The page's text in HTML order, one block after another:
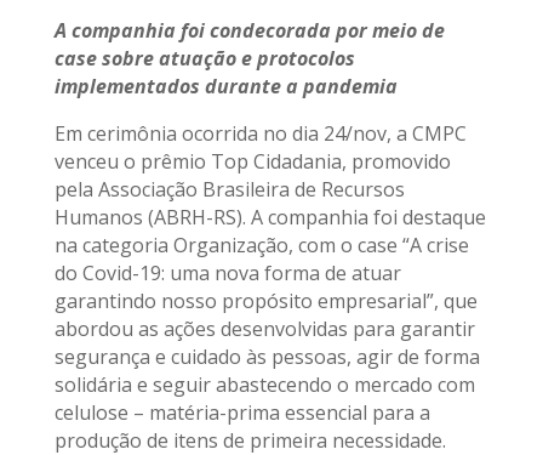
A companhia foi condecorada por meio de
case sobre atuação e protocolos
implementados durante a pandemia
Em cerimônia ocorrida no dia 24/nov, a CMPC
venceu o prêmio Top Cidadania, promovido
pela Associação Brasileira de Recursos
Humanos (ABRH-RS). A companhia foi destaque
na categoria Organização, com o case “A crise
do Covid-19: uma nova forma de atuar
garantindo nosso propósito empresarial”, que
abordou as ações desenvolvidas para garantir
segurança e cuidado às pessoas, agir de forma
solidária e seguir abastecendo o mercado com
celulose – matéria-prima essencial para a
produção de itens de primeira necessidade.